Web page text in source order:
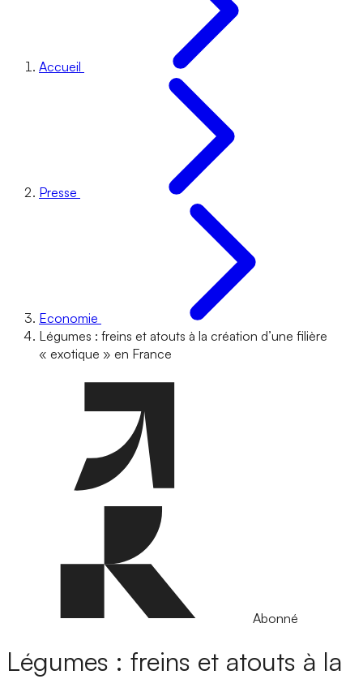
Accueil
Presse
Economie
Légumes : freins et atouts à la création d’une filière
« exotique » en France
Abonné
Légumes : freins et atouts à la